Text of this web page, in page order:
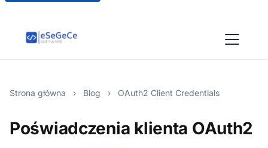
Strona główna › Blog › OAuth2 Client Credentials
Poświadczenia klienta OAuth2